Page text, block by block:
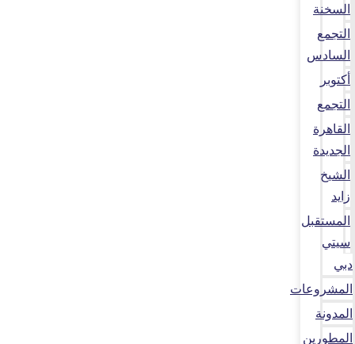
السخنة
التجمع
السادس
أكتوبر
التجمع
القاهرة
الجديدة
الشيخ
زايد
المستقبل
سيتي
دبي
المشروعات
المدونة
المطورين